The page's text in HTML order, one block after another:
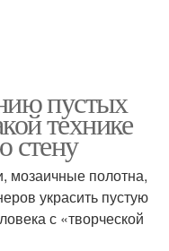
пустых
технике
стену
мозаичные полотна,
украсить пустую
с «творческой